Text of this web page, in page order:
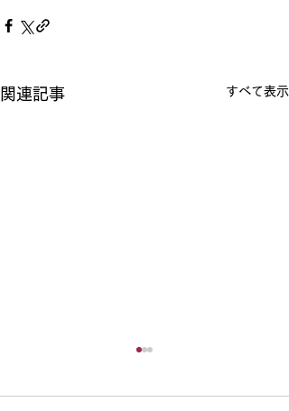
関連記事 すべて表示
ご案内